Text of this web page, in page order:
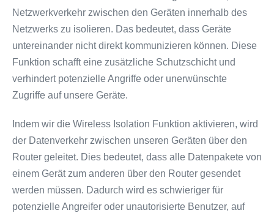
Netzwerkverkehr zwischen den Geräten innerhalb des
Netzwerks zu isolieren. Das bedeutet, dass Geräte
untereinander nicht direkt kommunizieren können. Diese
Funktion schafft eine zusätzliche Schutzschicht und
verhindert potenzielle Angriffe oder unerwünschte
Zugriffe auf unsere Geräte.
Indem wir die Wireless Isolation Funktion aktivieren, wird
der Datenverkehr zwischen unseren Geräten über den
Router geleitet. Dies bedeutet, dass alle Datenpakete von
einem Gerät zum anderen über den Router gesendet
werden müssen. Dadurch wird es schwieriger für
potenzielle Angreifer oder unautorisierte Benutzer, auf